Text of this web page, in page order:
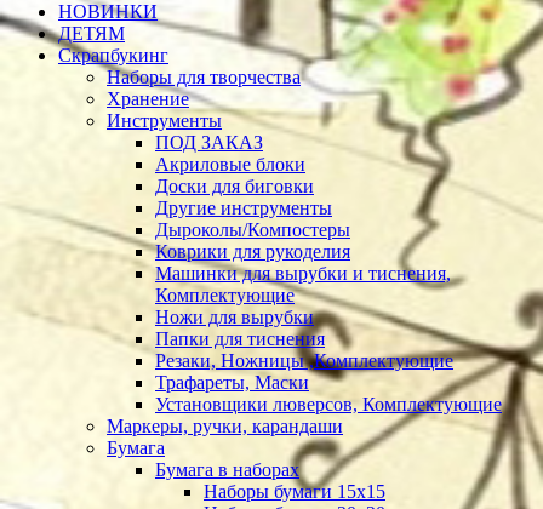
НОВИНКИ
ДЕТЯМ
Скрапбукинг
Наборы для творчества
Хранение
Инструменты
ПОД ЗАКАЗ
Акриловые блоки
Доски для биговки
Другие инструменты
Дыроколы/Компостеры
Коврики для рукоделия
Машинки для вырубки и тиснения,
Комплектующие
Ножи для вырубки
Папки для тиснения
Резаки, Ножницы ,Комплектующие
Трафареты, Маски
Установщики люверсов, Комплектующие
Маркеры, ручки, карандаши
Бумага
Бумага в наборах
Наборы бумаги 15х15